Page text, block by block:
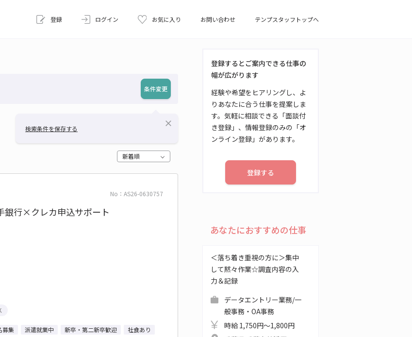
登録 ログイン お気に入り お問い合わせ テンプスタッフトップへ
条件変更
検索条件を保存する
close
新着順
No：AS26-0630757
行×クレカ申込サポート
募集 派遣就業中 新卒・第二新卒歓迎
社食あり
登録するとご案内できる仕事の
幅が広がります
経験や希望をヒアリングし、よ
りあなたに合う仕事を提案しま
す。気軽に相談できる「面談付
き登録」、情報登録のみの「オ
ンライン登録」があります。
登録する
あなたにおすすめの仕事
＜落ち着き重視の方に＞集中
して黙々作業☆調査内容の入
力＆記録
データエントリー業務/一
般事務・OA事務
時給 1,750円～1,800円